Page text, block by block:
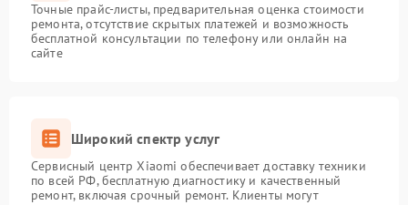
Точные прайс-листы, предварительная оценка стоимости
ремонта, отсутствие скрытых платежей и возможность
бесплатной консультации по телефону или онлайн на
сайте
Широкий спектр услуг
Сервисный центр Xiaomi обеспечивает доставку техники
по всей РФ, бесплатную диагностику и качественный
ремонт, включая срочный ремонт. Клиенты могут